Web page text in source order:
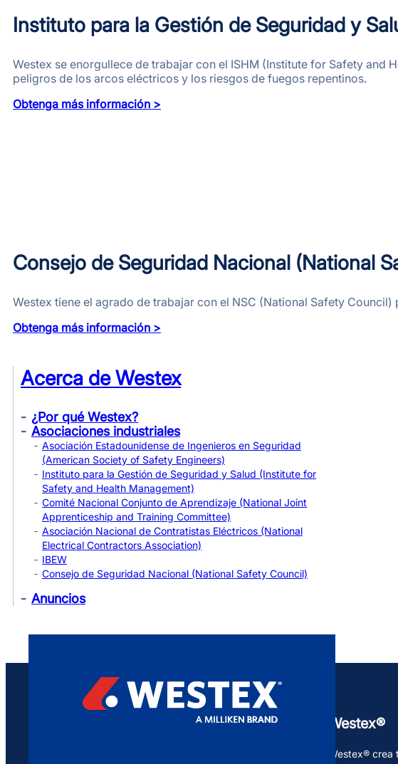
Instituto para la Gestión de Seguridad y
Westex se enorgullece de trabajar con el ISHM (Institute for Safety
peligros de los arcos eléctricos y los riesgos de fuegos repentinos.
Obtenga más información >
Consejo de Seguridad Nacional (National
Westex tiene el agrado de trabajar con el NSC (National Safety
Obtenga más información >
Acerca de Westex
¿Por qué Westex?
Asociaciones industriales
Asociación Estadounidense de Ingenieros en Seguridad
(American Society of Safety Engineers)
Instituto para la Gestión de Seguridad y Salud (Institute for
Safety and Health Management)
Comité Nacional Conjunto de Aprendizaje (National Joint
Apprenticeship and Training Committee)
Asociación Nacional de Contratistas Eléctricos (National
Electrical Contractors Association)
IBEW
Consejo de Seguridad Nacional (National Safety Council)
Anuncios
Westex®
Westex®